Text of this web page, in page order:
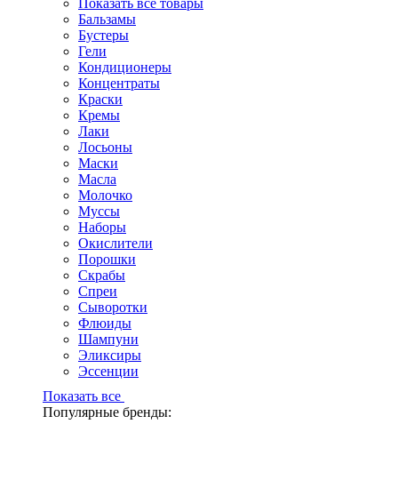
Показать все товары
Бальзамы
Бустеры
Гели
Кондиционеры
Концентраты
Краски
Кремы
Лаки
Лосьоны
Маски
Масла
Молочко
Муссы
Наборы
Окислители
Порошки
Скрабы
Спреи
Сыворотки
Флюиды
Шампуни
Эликсиры
Эссенции
Показать все
Популярные бренды: